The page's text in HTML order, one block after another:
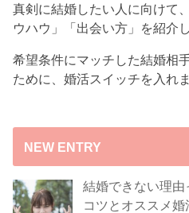
真剣に結婚したい人に向けて
ウハウ」「出会い方」を紹介
希望条件にマッチした結婚相
ために、婚活スイッチを入れ
NEW ENTRY
結婚できない理由
コツとオススメ